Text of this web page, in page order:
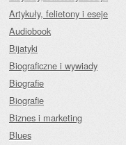
Artykuły, felietony i eseje
Audiobook
Bijatyki
Biograficzne i wywiady
Biografie
Biografie
Biznes i marketing
Blues